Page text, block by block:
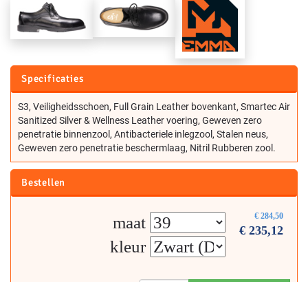
Specificaties
S3, Veiligheidsschoen, Full Grain Leather bovenkant, Smartec Air
Sanitized Silver & Wellness Leather voering, Geweven zero
penetratie binnenzool, Antibacteriele inlegzool, Stalen neus,
Geweven zero penetratie beschermlaag, Nitril Rubberen zool.
Bestellen
€ 284,50
€ 235,12
maat
kleur